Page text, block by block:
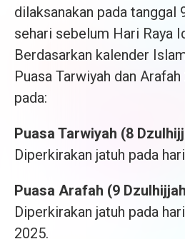
dilaksanakan pada tanggal
sehari sebelum Hari Raya
Berdasarkan kalender
Puasa Tarwiyah dan
pada:
Puasa Tarwiyah (8
Diperkirakan jatuh pada
Puasa Arafah (9
Diperkirakan jatuh pada
2025.